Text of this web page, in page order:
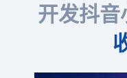
开发抖